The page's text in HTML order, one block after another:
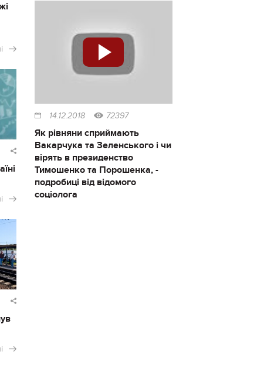
14.12.2018 72397
Як рівняни сприймають
Вакарчука та Зеленського і чи
вірять в президенство
Тимошенко та Порошенка, -
подробиці від відомого
соціолога